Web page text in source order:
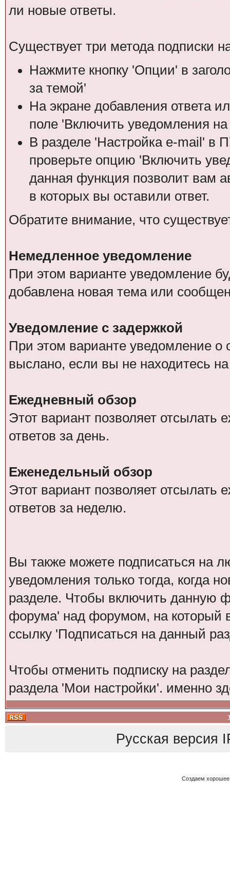
ли новые ответы.
Существует три метода подписки
Нажмите кнопку 'Опции' в
за темой'
На экране добавления ответа
поле 'Включить уведомления на
В разделе 'Настройка е-mail' в
проверьте опцию 'Включить
данная функция позволит вам
в которых вы оставили ответ.
Обратите внимание, что
Немедленное уведомление
При этом варианте уведомление
добавлена новая тема или
Уведомление с задержкой
При этом варианте уведомление о
выслано, если вы не находитесь
Ежедневный обзор
Этот вариант позволяет отсылать
ответов за день.
Еженедельный обзор
Этот вариант позволяет отсылать
ответов за неделю.
Вы также можете подписаться на
уведомления только тогда, когда
разделе. Чтобы включить данную
форума' над форумом, на который
ссылку 'Подписаться на данный
Чтобы отменить подписку на
раздела 'Мои настройки'. именно
Русская версия
Создаем